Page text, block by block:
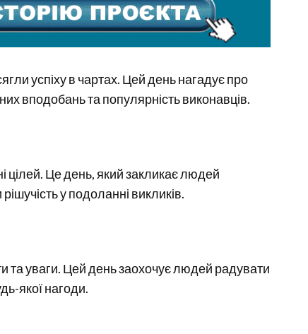
успіху в чартах. Цей день нагадує про
вподобань та популярність виконавців.
цілей. Це день, який закликає людей
у подоланні викликів.
та уваги. Цей день заохочує людей радувати
якої нагоди.